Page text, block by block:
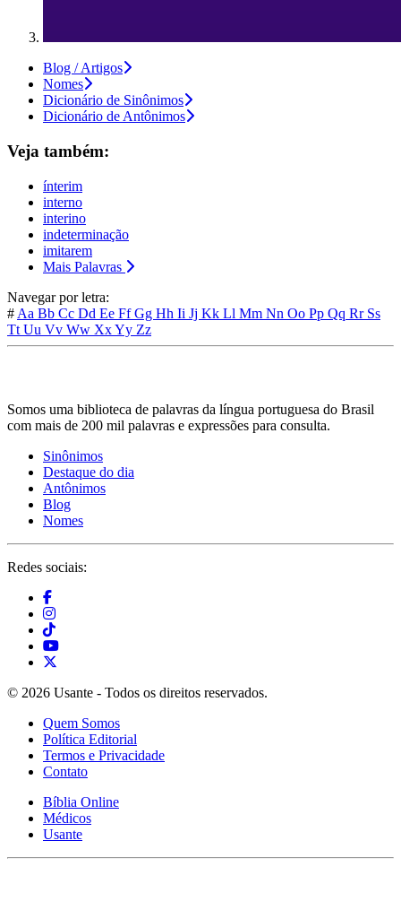
Blog / Artigos
Nomes
Dicionário de Sinônimos
Dicionário de Antônimos
Veja também:
ínterim
interno
interino
indeterminação
imitarem
Mais Palavras
Navegar por letra:
# Aa Bb Cc Dd Ee FfGg Hh Ii Jj Kk Ll Mm Nn Oo Pp Qq Rr Ss
Tt Uu Vv Ww XxYy Zz
Somos uma biblioteca de palavras da língua portuguesa do Brasil
com mais de 200 mil palavras e expressões para consulta.
Sinônimos
Destaque do dia
Antônimos
Blog
Nomes
Redes sociais:
© 2026 Usante - Todos os direitos reservados.
Quem Somos
Política Editorial
Termos e Privacidade
Contato
Bíblia Online
Médicos
Usante